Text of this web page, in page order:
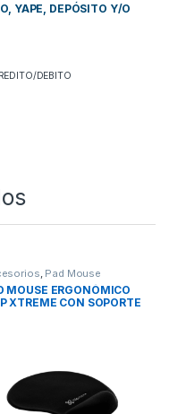
YAPE, DEPÓSITO Y/O
DEBITO
, Pad Mouse
MOUSE ERGONÓMICO
XTREME CON SOPORTE